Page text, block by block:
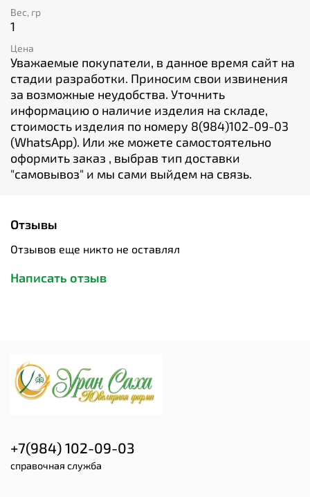
Вес, гр
1
Цена
Уважаемые покупатели, в данное время сайт на
стадии разработки. Приносим свои извинения
за возможные неудобства. Уточнить
информацию о наличие изделия на складе,
стоимость изделия по номеру 8(984)102-09-03
(WhatsApp). Или же можете самостоятельно
оформить заказ , выбрав тип доставки
"cамовывоз" и мы сами выйдем на связь.
Отзывы
Отзывов еще никто не оставлял
Написать отзыв
+7(984) 102-09-03
справочная служба